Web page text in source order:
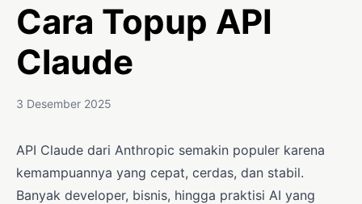
Cara Topup API
Claude
3 Desember 2025
API Claude dari Anthropic semakin populer karena
kemampuannya yang cepat, cerdas, dan stabil.
Banyak developer, bisnis, hingga praktisi AI yang